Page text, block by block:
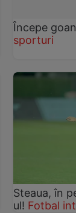
Începe
sporturi
Steaua, în
ul! Fotbal